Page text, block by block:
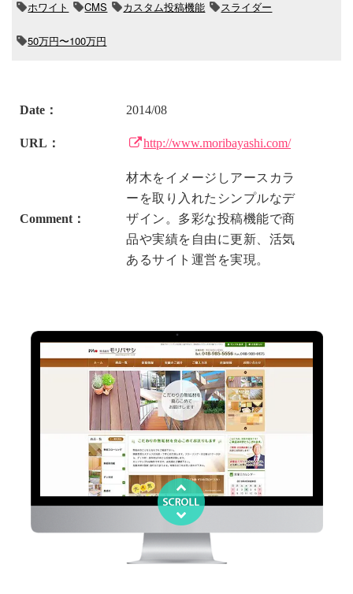
ホワイト CMS カスタム投稿機能 スライダー
50万円〜100万円
Date： 2014/08
URL： http://www.moribayashi.com/
Comment：
材木をイメージしアースカラ
ーを取り入れたシンプルなデ
ザイン。多彩な投稿機能で商
品や実績を自由に更新、活気
あるサイト運営を実現。